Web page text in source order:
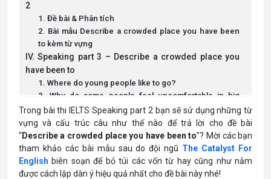
2
1. Đề bài & Phân tích
2. Bài mẫu Describe a crowded place you have been
to kèm từ vựng
IV. Speaking part 3 – Describe a crowded place you
have been to
1. Where do young people like to go?
2. Why do some people feel uncomfortable in big
crowds of people?
3. In your country is it acceptable to have a lot of noise
in a neighborhood?
4. In your country is it common to find large crowds of
people?
Trong bài thi IELTS Speaking part 2 bạn sẽ sử dụng những từ
vựng và cấu trúc câu như thế nào để trả lời cho đề bài
“Describe a crowded place you have been to”? Mời các bạn
tham khảo các bài mẫu sau do đội ngũ The Catalyst For
English biên soạn để bỏ túi các vốn từ hay cũng như nắm
được cách lập dàn ý hiệu quả nhất cho đề bài này nhé!